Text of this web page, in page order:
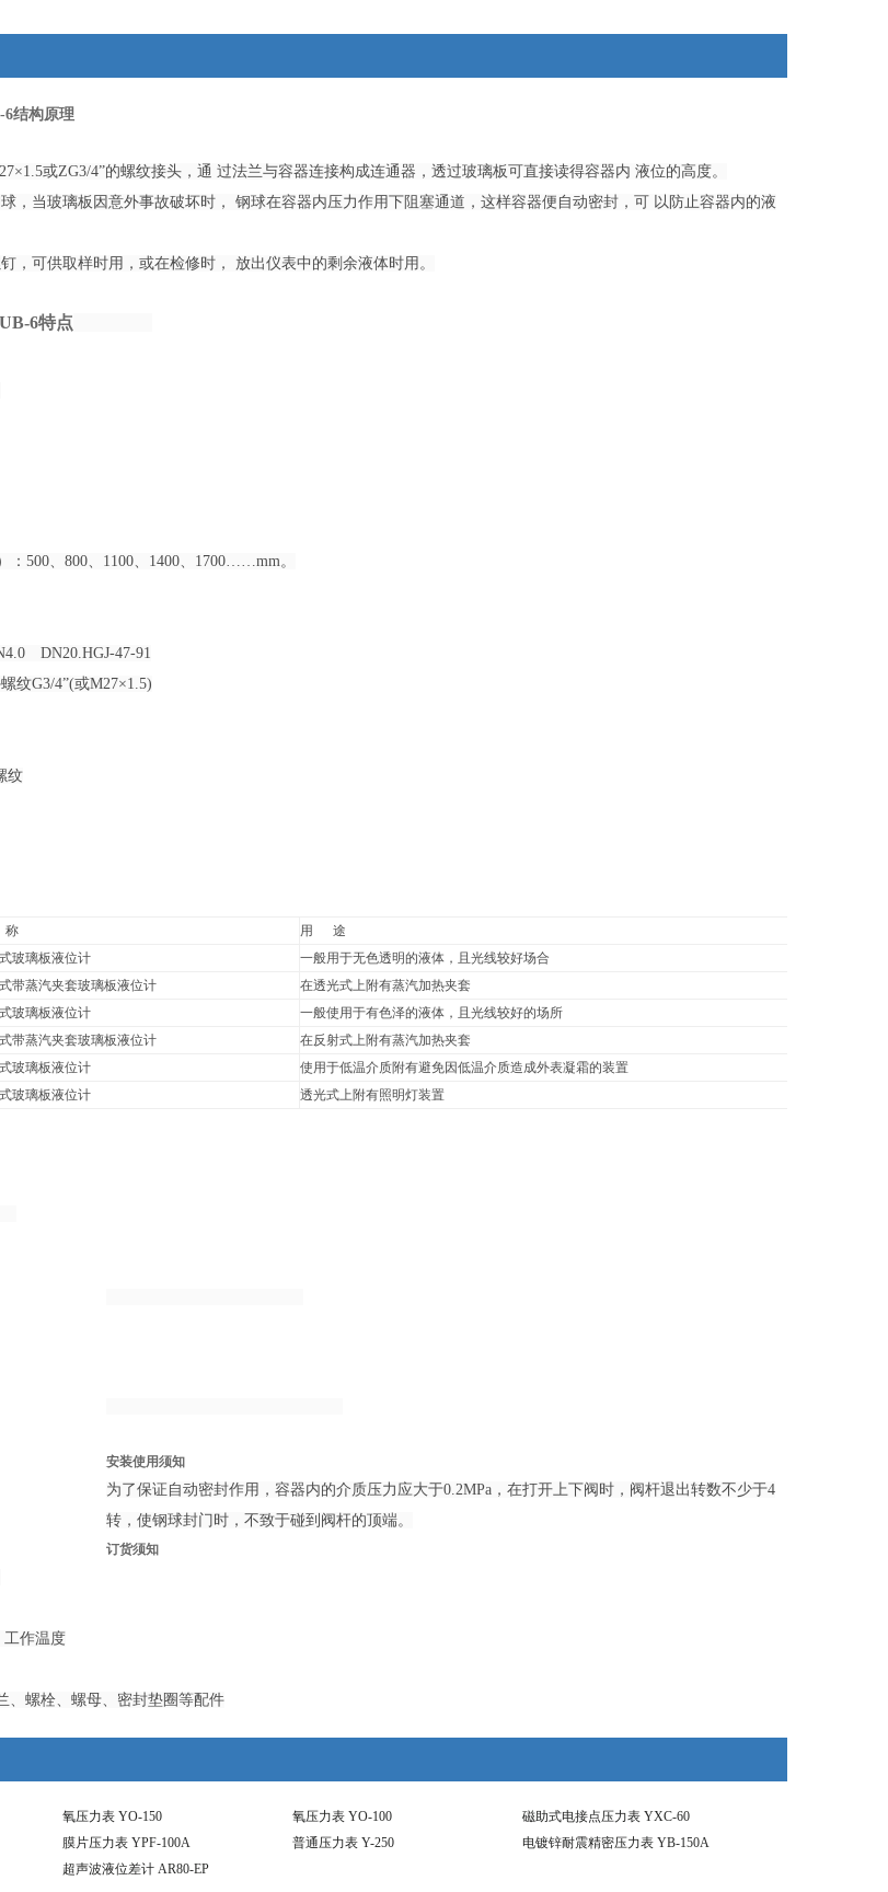
结构原理
或ZG3/4”的螺纹接头，通 过法兰与容器连接构成连通器，透过玻璃板可直接读得容器内 液位的高度。
，当玻璃板因意外事故破坏时， 钢球在容器内压力作用下阻塞通道，这样容器便自动密封，可 以防止容器内的液
，可供取样时用，或在检修时， 放出仪表中的剩余液体时用。
6​特点
500、800、1100、1400、1700……mm。
DN20.HGJ-47-91
4”(或M27×1.5)
纹
用 途
玻璃板液位计
一般用于无色透明的液体，且光线较好场合
带蒸汽夹套玻璃板液位计
在透光式上附有蒸汽加热夹套
玻璃板液位计
一般使用于有色泽的液体，且光线较好的场所
带蒸汽夹套玻璃板液位计
在反射式上附有蒸汽加热夹套
玻璃板液位计
使用于低温介质附有避免因低温介质造成外表凝霜的装置
玻璃板液位计 透光式上附有照明灯装置
安装使用须知
为了保证自动密封作用，容器内的介质压力应大于0.2MPa，在打开上下阀时，阀杆退出转数不少于4
转，使钢球封门时，不致于碰到阀杆的顶端。
订货须知
工作温度
、螺栓、螺母、密封垫圈等配件
氧压力表 YO-150 氧压力表 YO-100
磁助式电接点压力表 YXC-60
膜片压力表 YPF-100A 普通压力表 Y-250
电镀锌耐震精密压力表 YB-150A
超声波液位差计 AR80-EP